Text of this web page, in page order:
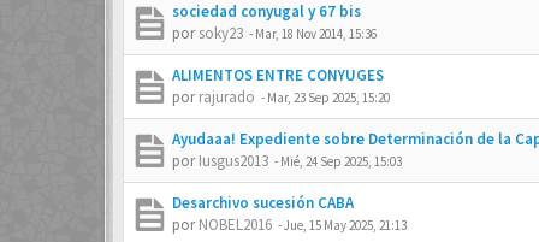
sociedad conyugal y 67 bis
porsoky23 - Mar, 18 Nov 2014, 15:36
ALIMENTOS ENTRE CONYUGES
porrajurado - Mar, 23 Sep 2025, 15:20
Ayudaaa! Expediente sobre Determinación de la
porIusgus2013 - Mié, 24 Sep 2025, 15:03
Desarchivo sucesión CABA
porNOBEL2016 -Jue, 15 May 2025, 21:13